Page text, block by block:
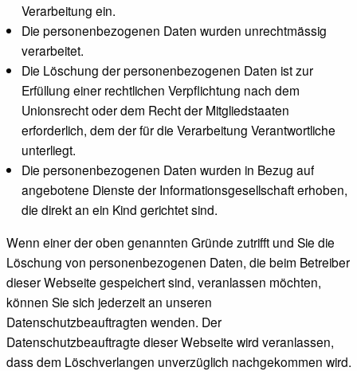
Verarbeitung ein.
Die personenbezogenen Daten wurden unrechtmässig
verarbeitet.
Die Löschung der personenbezogenen Daten ist zur
Erfüllung einer rechtlichen Verpflichtung nach dem
Unionsrecht oder dem Recht der Mitgliedstaaten
erforderlich, dem der für die Verarbeitung Verantwortliche
unterliegt.
Die personenbezogenen Daten wurden in Bezug auf
angebotene Dienste der Informationsgesellschaft erhoben,
die direkt an ein Kind gerichtet sind.
Wenn einer der oben genannten Gründe zutrifft und Sie die
Löschung von personenbezogenen Daten, die beim Betreiber
dieser Webseite gespeichert sind, veranlassen möchten,
können Sie sich jederzeit an unseren
Datenschutzbeauftragten wenden. Der
Datenschutzbeauftragte dieser Webseite wird veranlassen,
dass dem Löschverlangen unverzüglich nachgekommen wird.